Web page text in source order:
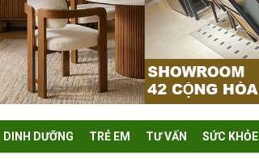
DINH DƯỠNG TRẺ EM TƯ VẤN SỨC KHỎE